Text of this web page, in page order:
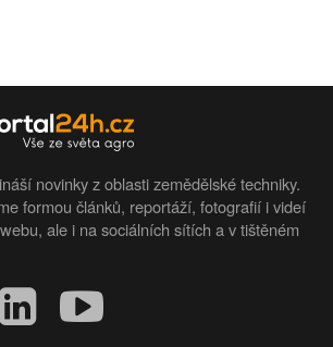
novinky z oblasti zemědělské techniky.
formou článků, reportáží, fotografií i videí
ale i na sociálních sítích a v tištěném